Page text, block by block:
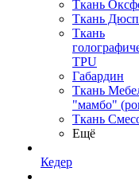
Ткань
Ткань
Ткань
TPU
Габардин
Ткань
"мамбо"
Ткань
Ещё
Кедер